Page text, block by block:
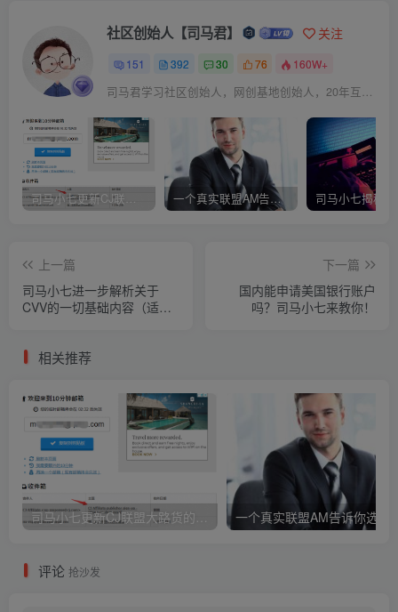
社区创始人【司马君】 关注
151 392 30 76 160W+
一个真实联盟AM告诉你选择OFFER的技巧！
上一篇
司马小七进一步解析关于
CVV的一切基础内容（适用
下一篇
国内能申请美国银行账户
吗？司马小七来教你！
相关推荐
评论 抢沙发